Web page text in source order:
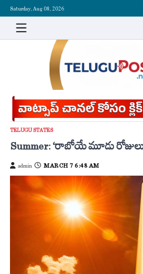
Skip
content
Saturday, Aug 08, 2026
TELUGU STATES
Summer: ‘రాబోయే మూడు
admin MARCH 7 6:48 AM